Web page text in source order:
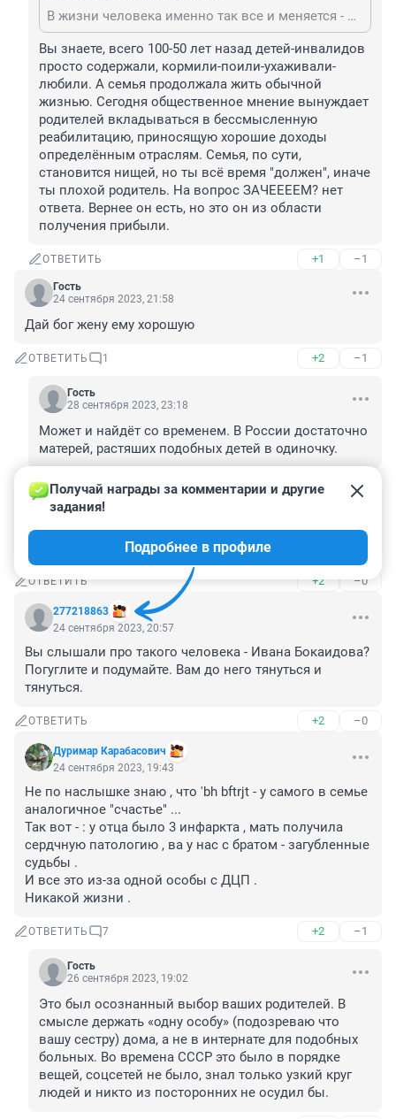
В жизни человека именно так все и меняется - ценой усилий. Еще один шаг, еще одно слово. Быть человеком -это значит иметь живую добрую душу и ясный мозг. Идеальные физические параметры вторичны.
Вы знаете, всего 100-50 лет назад детей-инвалидов
просто содержали, кормили-поили-ухаживали-
любили. А семья продолжала жить обычной
жизнью. Сегодня общественное мнение вынуждает
родителей вкладываться в бессмысленную
реабилитацию, приносящую хорошие доходы
определённым отраслям. Семья, по сути,
становится нищей, но ты всё время "должен", иначе
ты плохой родитель. На вопрос ЗАЧЕЕЕЕМ? нет
ответа. Вернее он есть, но это он из области
получения прибыли.
ОТВЕТИТЬ +1 –1
Гость
24 сентября 2023, 21:58
Дай бог жену ему хорошую
ОТВЕТИТЬ 1 +2 –1
Гость
28 сентября 2023, 23:18
Может и найдёт со временем. В России достаточно
матерей, растяших подобных детей в одиночку.
ОТВЕТИТЬ –0
Гость
Нет слов. Сильный мужик.
ОТВЕТИТЬ +2 –0
277218863
Получай награды за комментарии и другие
задания!
Подробнее в профиле
24 сентября 2023, 20:57
Вы слышали про такого человека - Ивана Бокаидова?
Погуглите и подумайте. Вам до него тянуться и
тянуться.
ОТВЕТИТЬ +2 –0
Дуримар Карабасович
24 сентября 2023, 19:43
Не по наслышке знаю , что 'bh bftrjt - у самого в семье
аналогичное "счастье" ...
Так вот - : у отца было 3 инфаркта , мать получила
сердчную патологию , ва у нас с братом - загубленные
судьбы .
И все это из-за одной особы с ДЦП .
Никакой жизни .
ОТВЕТИТЬ 7 +2 –1
Гость
26 сентября 2023, 19:02
Это был осознанный выбор ваших родителей. В
смысле держать «одну особу» (подозреваю что
вашу сестру) дома, а не в интернате для подобных
больных. Во времена СССР это было в порядке
вещей, соцсетей не было, знал только узкий круг
людей и никто из посторонних не осудил бы.